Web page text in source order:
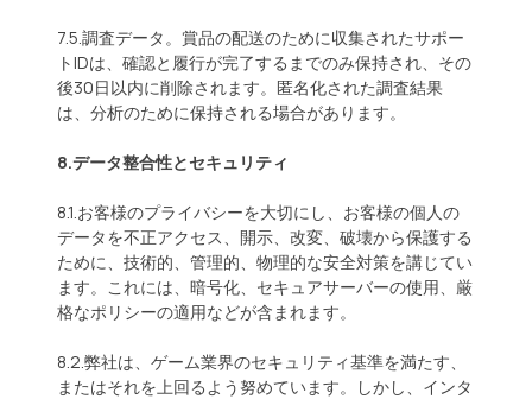
7.5.調査データ。賞品の配送のために収集されたサポー
トIDは、確認と履行が完了するまでのみ保持され、その
後30日以内に削除されます。匿名化された調査結果
は、分析のために保持される場合があります。
8.データ整合性とセキュリティ
8.1.お客様のプライバシーを大切にし、お客様の個人の
データを不正アクセス、開示、改変、破壊から保護する
ために、技術的、管理的、物理的な安全対策を講じてい
ます。これには、暗号化、セキュアサーバーの使用、厳
格なポリシーの適用などが含まれます。
8.2.弊社は、ゲーム業界のセキュリティ基準を満たす、
またはそれを上回るよう努めています。しかし、インタ